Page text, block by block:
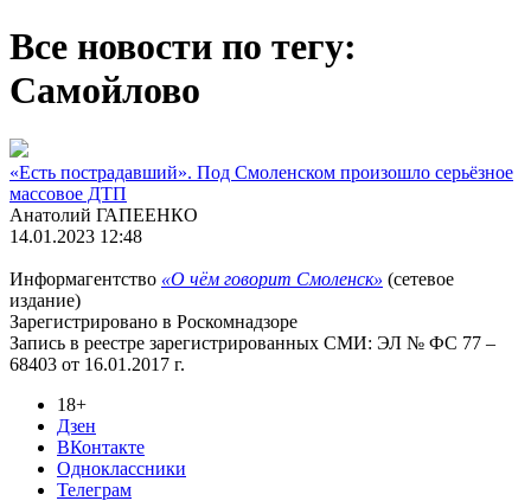
Все новости по тегу:
Самойлово
«Есть пострадавший». Под Смоленском произошло серьёзное
массовое ДТП
Анатолий ГАПЕЕНКО
14.01.2023 12:48
Информагентство «О чём говорит Смоленск» (сетевое
издание)
Зарегистрировано в Роскомнадзоре
Запись в реестре зарегистрированных СМИ: ЭЛ № ФС 77 –
68403 от 16.01.2017 г.
18+
Дзен
ВКонтакте
Одноклассники
Телеграм